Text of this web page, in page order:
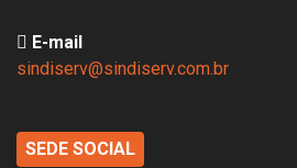
E-mail
sindiserv@sindiserv.com.br
SEDE SOCIAL